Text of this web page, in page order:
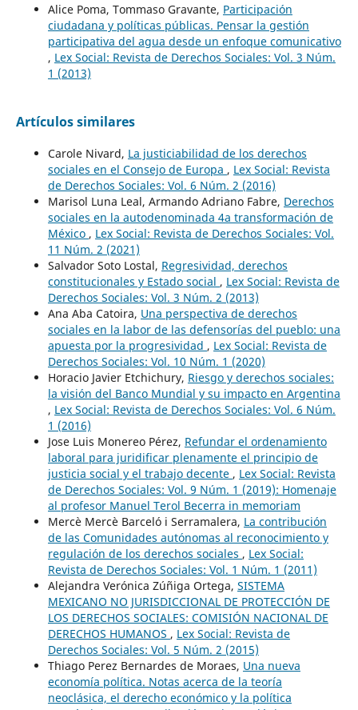
Alice Poma, Tommaso Gravante, Participación
ciudadana y políticas públicas. Pensar la gestión
participativa del agua desde un enfoque comunicativo
, Lex Social: Revista de Derechos Sociales: Vol. 3 Núm.
1 (2013)
Artículos similares
Carole Nivard, La justiciabilidad de los derechos
sociales en el Consejo de Europa , Lex Social: Revista
de Derechos Sociales: Vol. 6 Núm. 2 (2016)
Marisol Luna Leal, Armando Adriano Fabre, Derechos
sociales en la autodenominada 4a transformación de
México , Lex Social: Revista de Derechos Sociales: Vol.
11 Núm. 2 (2021)
Salvador Soto Lostal, Regresividad, derechos
constitucionales y Estado social , Lex Social: Revista de
Derechos Sociales: Vol. 3 Núm. 2 (2013)
Ana Aba Catoira, Una perspectiva de derechos
sociales en la labor de las defensorías del pueblo: una
apuesta por la progresividad , Lex Social: Revista de
Derechos Sociales: Vol. 10 Núm. 1 (2020)
Horacio Javier Etchichury, Riesgo y derechos sociales:
la visión del Banco Mundial y su impacto en Argentina
, Lex Social: Revista de Derechos Sociales: Vol. 6 Núm.
1 (2016)
Jose Luis Monereo Pérez, Refundar el ordenamiento
laboral para juridificar plenamente el principio de
justicia social y el trabajo decente , Lex Social: Revista
de Derechos Sociales: Vol. 9 Núm. 1 (2019): Homenaje
al profesor Manuel Terol Becerra in memoriam
Mercè Mercè Barceló i Serramalera, La contribución
de las Comunidades autónomas al reconocimiento y
regulación de los derechos sociales , Lex Social:
Revista de Derechos Sociales: Vol. 1 Núm. 1 (2011)
Alejandra Verónica Zúñiga Ortega, SISTEMA
MEXICANO NO JURISDICCIONAL DE PROTECCIÓN DE
LOS DERECHOS SOCIALES: COMISIÓN NACIONAL DE
DERECHOS HUMANOS , Lex Social: Revista de
Derechos Sociales: Vol. 5 Núm. 2 (2015)
Thiago Perez Bernardes de Moraes, Una nueva
economía política. Notas acerca de la teoría
neoclásica, el derecho económico y la política